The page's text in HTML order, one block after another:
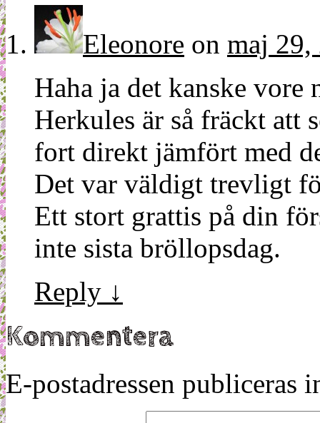
Eleonore on maj 29,
Haha ja det kanske vore
Herkules är så fräckt att
fort direkt jämfört med
Det var väldigt trevligt
Ett stort grattis på din
inte sista bröllopsdag.
Reply ↓
Kommentera
E-postadressen publiceras